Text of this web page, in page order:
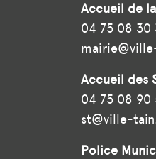
Accueil de
04 75 08 30
Accueil des
04 75 08 90
st@ville-
Police